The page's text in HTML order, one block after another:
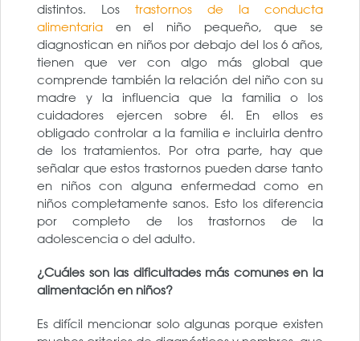
distintos. Los trastornos de la conducta
alimentaria en el niño pequeño, que se
diagnostican en niños por debajo del los 6 años,
tienen que ver con algo más global que
comprende también la relación del niño con su
madre y la influencia que la familia o los
cuidadores ejercen sobre él. En ellos es
obligado controlar a la familia e incluirla dentro
de los tratamientos. Por otra parte, hay que
señalar que estos trastornos pueden darse tanto
en niños con alguna enfermedad como en
niños completamente sanos. Esto los diferencia
por completo de los trastornos de la
adolescencia o del adulto.
¿Cuáles son las dificultades más comunes en la
alimentación en niños?
Es difícil mencionar solo algunas porque existen